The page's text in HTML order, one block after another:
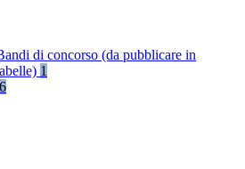
di concorso (da pubblicare in
1
6